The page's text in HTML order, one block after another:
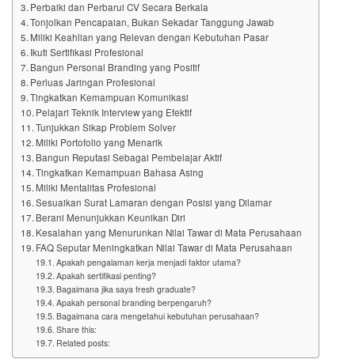
Perbaiki dan Perbarui CV Secara Berkala
Tonjolkan Pencapaian, Bukan Sekadar Tanggung Jawab
Miliki Keahlian yang Relevan dengan Kebutuhan Pasar
Ikuti Sertifikasi Profesional
Bangun Personal Branding yang Positif
Perluas Jaringan Profesional
Tingkatkan Kemampuan Komunikasi
Pelajari Teknik Interview yang Efektif
Tunjukkan Sikap Problem Solver
Miliki Portofolio yang Menarik
Bangun Reputasi Sebagai Pembelajar Aktif
Tingkatkan Kemampuan Bahasa Asing
Miliki Mentalitas Profesional
Sesuaikan Surat Lamaran dengan Posisi yang Dilamar
Berani Menunjukkan Keunikan Diri
Kesalahan yang Menurunkan Nilai Tawar di Mata Perusahaan
FAQ Seputar Meningkatkan Nilai Tawar di Mata Perusahaan
Apakah pengalaman kerja menjadi faktor utama?
Apakah sertifikasi penting?
Bagaimana jika saya fresh graduate?
Apakah personal branding berpengaruh?
Bagaimana cara mengetahui kebutuhan perusahaan?
Share this:
Related posts: